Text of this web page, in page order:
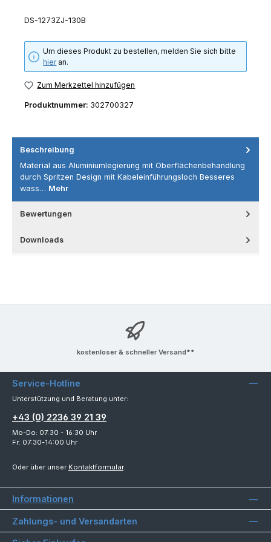
DS-1273ZJ-130B
Um dieses Produkt zu bestellen, melden Sie sich bitte
hieran.
Zum Merkzettel hinzufügen
Produktnummer: 302700327
Beschreibung
Material aus Aluminiumlegierung mit Oberflächenbehandlung
durch Spritzen Design mit Kabeleinführungsloch Besseres
wass… Mehr
Bewertungen
Downloads
kostenloser & schneller Versand**
Service-Hotline
Unterstützung und Beratung unter:
+43 (0) 2236 39 21 39
Mo-Do: 07:30 - 16:30 Uhr
Fr: 07:30-14:00 Uhr
Oder über unser Kontaktformular.
Informationen
Zahlungs- und Versandarten